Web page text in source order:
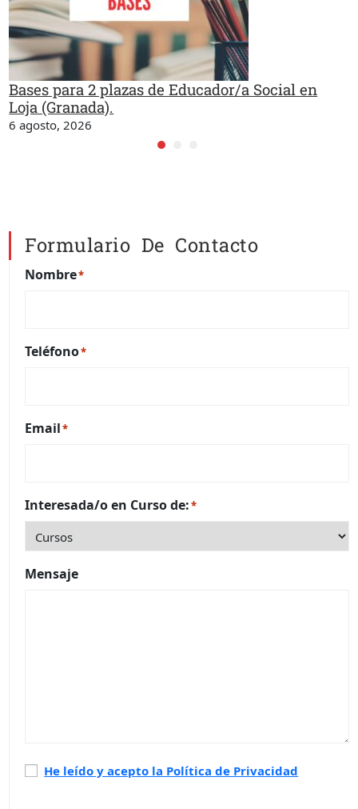
Bases para 2 plazas de Educador/a Social en
Loja (Granada).
6 agosto, 2026
Formulario De Contacto
Nombre*
Teléfono*
Email*
Interesada/o en Curso de:*
Mensaje
Política
He leído y acepto la Política de Privacidad